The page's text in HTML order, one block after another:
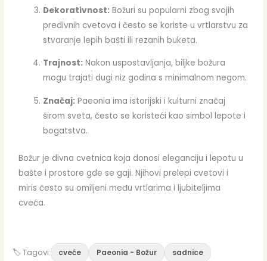
Dekorativnost: Božuri su popularni zbog svojih
predivnih cvetova i često se koriste u vrtlarstvu za
stvaranje lepih bašti ili rezanih buketa.
Trajnost: Nakon uspostavljanja, biljke božura
mogu trajati dugi niz godina s minimalnom negom.
Značaj: Paeonia ima istorijski i kulturni značaj
širom sveta, često se koristeći kao simbol lepote i
bogatstva.
Božur je divna cvetnica koja donosi eleganciju i lepotu u
bašte i prostore gde se gaji. Njihovi prelepi cvetovi i
miris često su omiljeni među vrtlarima i ljubiteljima
cveća.
🏷 Tagovi: cveće Paeonia - Božur sadnice